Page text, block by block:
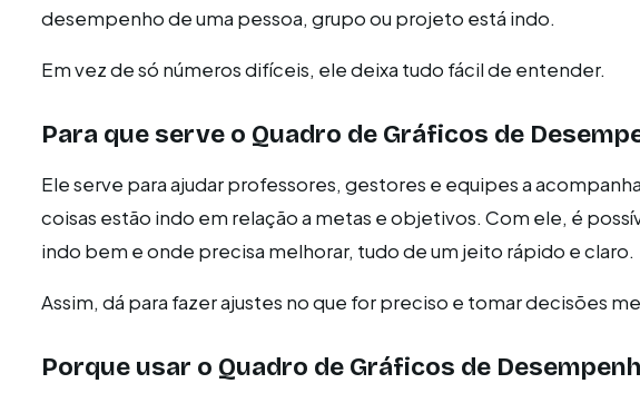
desempenho de uma pessoa, grupo ou projeto está indo.
Em vez de só números difíceis, ele deixa tudo fácil de entender.
Para que serve o Quadro de Gráficos de
Ele serve para ajudar professores, gestores e equipes a
coisas estão indo em relação a metas e objetivos. Com ele, é
indo bem e onde precisa melhorar, tudo de um jeito rápido e claro.
Assim, dá para fazer ajustes no que for preciso e tomar decisões
Porque usar o Quadro de Gráficos de